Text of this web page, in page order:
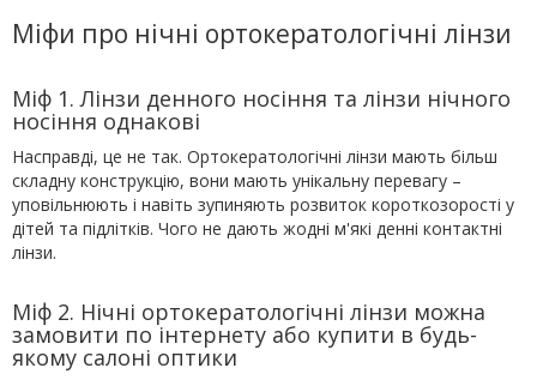
Міфи про нічні ортокератологічні лінзи
Міф 1. Лінзи денного носіння та лінзи нічного
носіння однакові
Насправді, це не так. Ортокератологічні лінзи мають більш
складну конструкцію, вони мають унікальну перевагу –
уповільнюють і навіть зупиняють розвиток короткозорості у
дітей та підлітків. Чого не дають жодні м'які денні контактні
лінзи.
Міф 2. Нічні ортокератологічні лінзи можна
замовити по інтернету або купити в будь-
якому салоні оптики